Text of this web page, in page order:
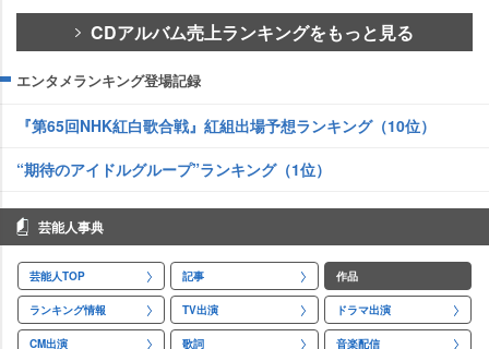
CDアルバム売上ランキングをもっと見る
エンタメランキング登場記録
『第65回NHK紅白歌合戦』紅組出場予想ランキング（10位）
“期待のアイドルグループ”ランキング（1位）
芸能人事典
芸能人TOP 記事 作品
ランキング情報 TV出演 ドラマ出演
CM出演 歌詞 音楽配信